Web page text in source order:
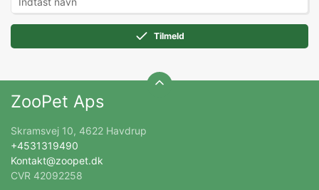
Tilmeld
ZooPet Aps
Skramsvej 10, 4622 Havdrup
+4531319490
Kontakt@zoopet.dk
CVR 42092258